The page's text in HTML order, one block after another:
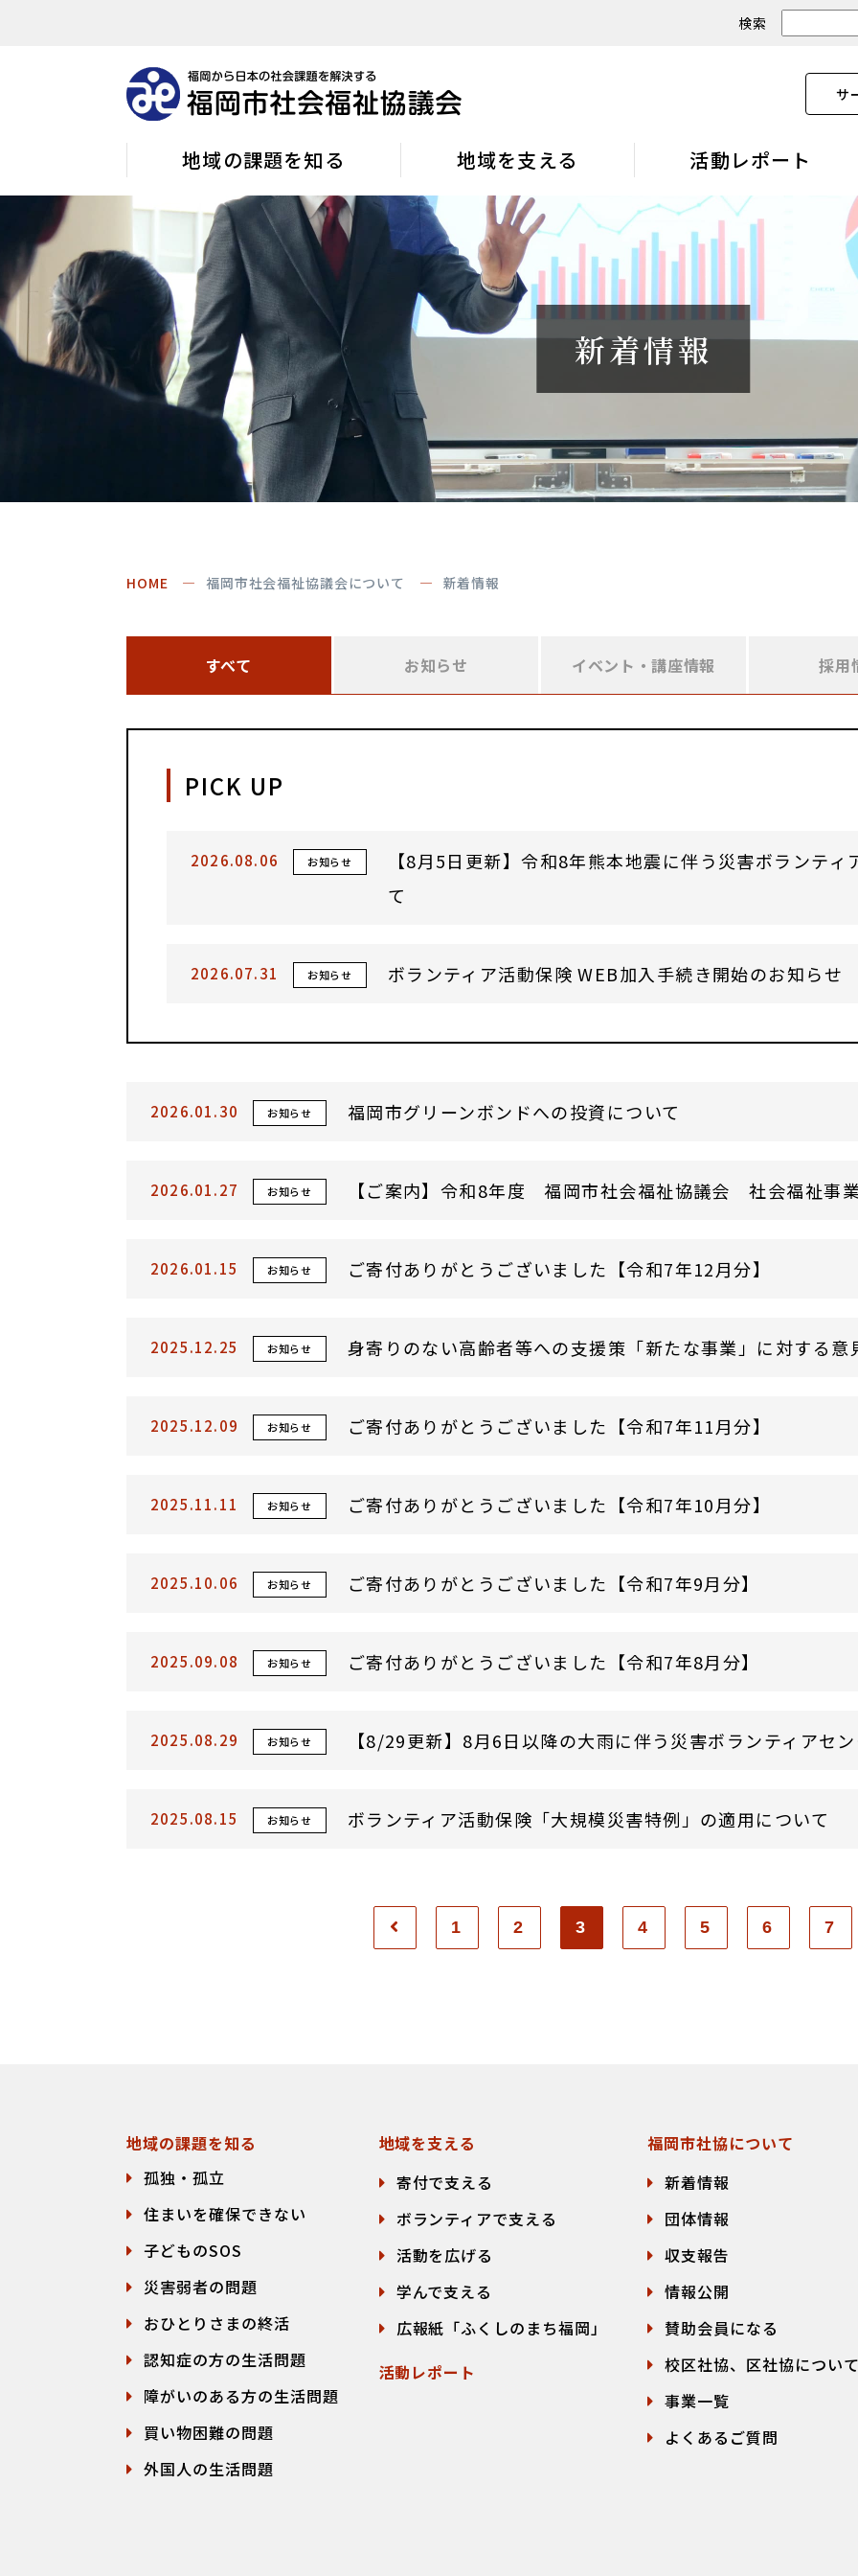
検索
サ
地域の課題を知る 地域を支える 活動レポート
新着情報
HOME 福岡市社会福祉協議会について 新着情報
すべて お知らせ イベント・講座情報 採用
PICK UP
2026.08.06 お知らせ
【8月5日更新】令和8年熊本地震に伴う災害ボランテ
て
2026.07.31 お知らせ ボランティア活動保険 WEB加入手続き開始のお知らせ
2026.01.30 お知らせ 福岡市グリーンボンドへの投資について
2026.01.27 お知らせ 【ご案内】令和8年度 福岡市社会福祉協議会 社会福祉事
2026.01.15 お知らせ ご寄付ありがとうございました【令和7年12月分】
2025.12.25 お知らせ 身寄りのない高齢者等への支援策「新たな事業」に対する意
2025.12.09 お知らせ ご寄付ありがとうございました【令和7年11月分】
2025.11.11 お知らせ ご寄付ありがとうございました【令和7年10月分】
2025.10.06 お知らせ ご寄付ありがとうございました【令和7年9月分】
2025.09.08 お知らせ ご寄付ありがとうございました【令和7年8月分】
2025.08.29 お知らせ 【8/29更新】8月6日以降の大雨に伴う災害ボランティアセ
2025.08.15 お知らせ ボランティア活動保険「大規模災害特例」の適用について
1 2 3 4 5 6 7
地域の課題を知る
孤独・孤立
住まいを確保できない
子どものSOS
災害弱者の問題
おひとりさまの終活
認知症の方の生活問題
障がいのある方の生活問題
買い物困難の問題
外国人の生活問題
地域を支える
寄付で支える
ボランティアで支える
活動を広げる
学んで支える
広報紙「ふくしのまち福岡」
活動レポート
福岡市社協について
新着情報
団体情報
収支報告
情報公開
賛助会員になる
校区社協、区社協について
事業一覧
よくあるご質問